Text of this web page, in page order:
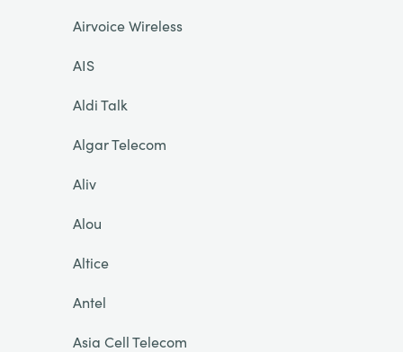
Airvoice Wireless
AIS
Aldi Talk
Algar Telecom
Aliv
Alou
Altice
Antel
Asia Cell Telecom